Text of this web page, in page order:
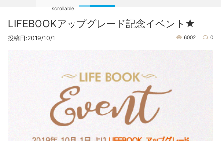
LIFEBOOKアップグレード記念イベント★
投稿日:2019/10/1 6002 0